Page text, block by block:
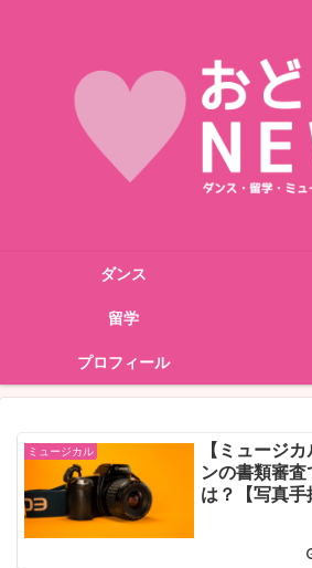
ダンス
留学
プロフィール
ミュージカル
【ミュージ
ンの書類審
は？【写真手